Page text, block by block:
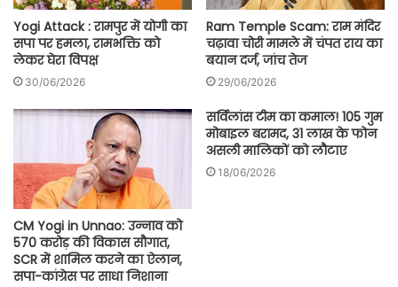
Yogi Attack : रामपुर में योगी का
सपा पर हमला, रामभक्ति को
लेकर घेरा विपक्ष
30/06/2026
Ram Temple Scam: राम मंदिर
चढ़ावा चोरी मामले में चंपत राय का
बयान दर्ज, जांच तेज
29/06/2026
CM Yogi in Unnao: उन्नाव को
570 करोड़ की विकास सौगात,
SCR में शामिल करने का ऐलान,
सपा-कांग्रेस पर साधा निशाना
सर्विलांस टीम का कमाल! 105 गुम
मोबाइल बरामद, 31 लाख के फोन
असली मालिकों को लौटाए
18/06/2026